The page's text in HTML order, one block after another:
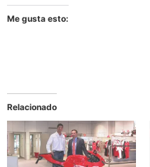
Me gusta esto:
Relacionado